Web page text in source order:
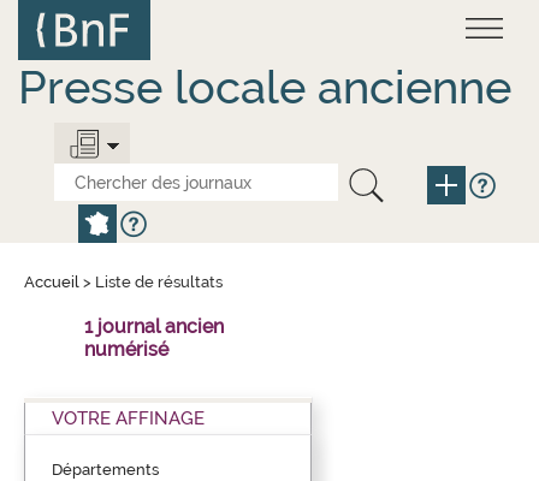
contenu
principal
Presse locale ancienne
Accueil > Liste de résultats
1 journal ancien
numérisé
VOTRE AFFINAGE
Départements
Panneau de gestion des cookies